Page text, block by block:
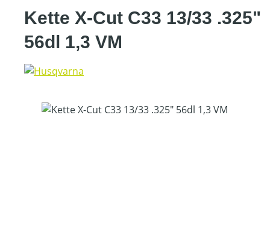
Kette X-Cut C33 13/33 .325"
56dl 1,3 VM
Bildergalerie überspringen